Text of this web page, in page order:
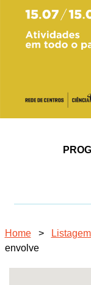
Home >
envolve